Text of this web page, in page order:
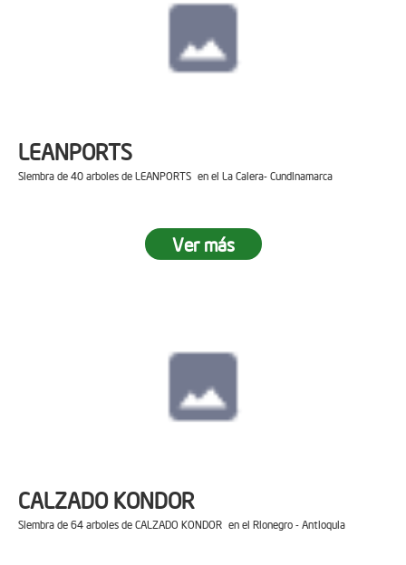
LEANPORTS
Siembra de 40 arboles de LEANPORTS en el La Calera- Cundinamarca
Ver más
CALZADO KONDOR
Siembra de 64 arboles de CALZADO KONDOR en el Rionegro - Antioquia